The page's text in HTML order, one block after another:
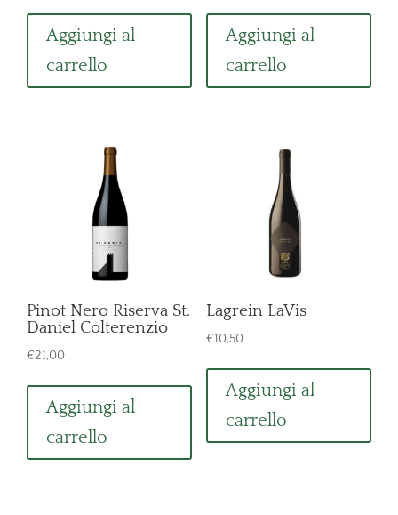
originale
€49,00.
attuale
Aggiungi al
carrello
Aggiungi al
carrello
Pinot Nero Riserva St.
Daniel Colterenzio
€21,00
Aggiungi al
carrello
Lagrein LaVis
€10,50
Aggiungi al
carrello